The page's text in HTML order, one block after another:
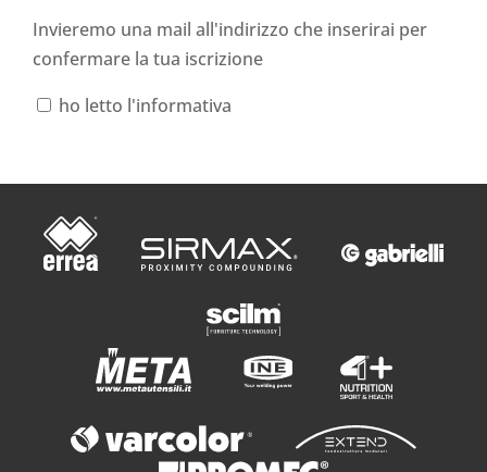
Invieremo una mail all'indirizzo che inserirai per
confermare la tua iscrizione
ho letto l'informativa